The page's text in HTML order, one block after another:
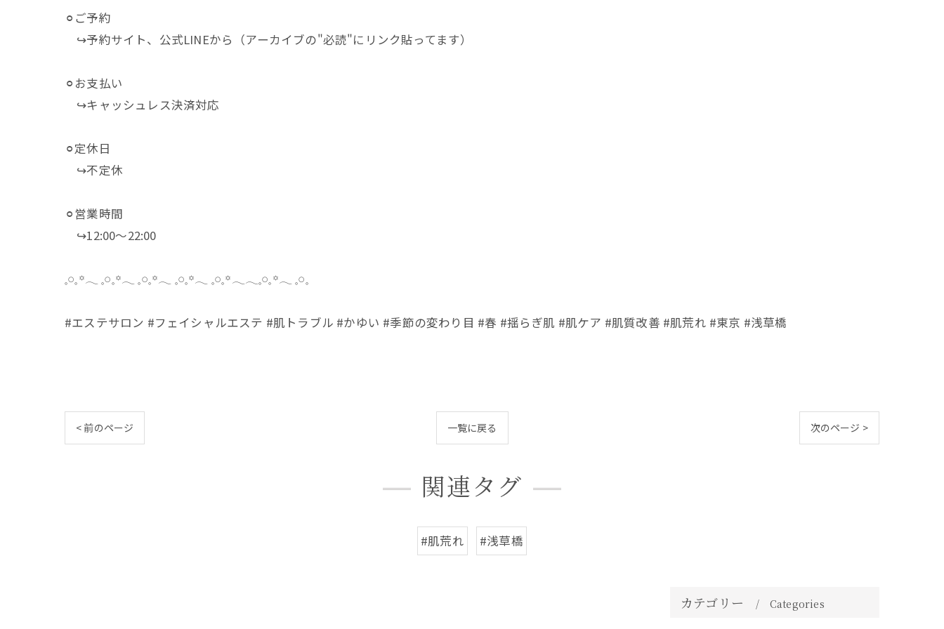
⚪︎ご予約
↪︎予約サイト、公式LINEから（アーカイブの"必読"にリンク貼ってます）
⚪︎お支払い
↪︎キャッシュレス決済対応
⚪︎定休日
↪︎不定休
⚪︎営業時間
↪︎12:00～22:00
𓈒𓏸𓈒꙳𓂃 𓈒𓏸𓈒꙳𓂃 𓈒𓏸𓈒꙳𓂃 𓈒𓏸𓈒꙳𓂃 𓈒𓏸𓈒꙳𓂃𓂃𓈒𓏸𓈒꙳𓂃 𓈒𓏸𓈒
#エステサロン #フェイシャルエステ #肌トラブル #かゆい #季節の変わり目 #春 #揺らぎ肌 #肌ケア #肌質改善 #肌荒れ #東京 #浅草橋
< 前のページ 一覧に戻る 次のページ >
関連タグ
#肌荒れ #浅草橋
カテゴリー Categories